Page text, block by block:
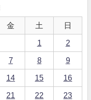
金 土 日
1 2
7 8 9
14 15 16
21 22 23